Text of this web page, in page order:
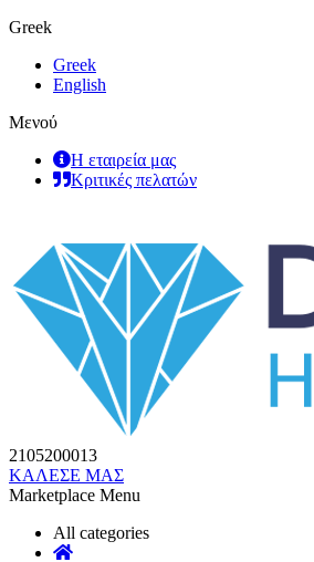
Greek
Greek
English
Μενού
Η εταιρεία μας
Κριτικές πελατών
2105200013
ΚΑΛΕΣΕ ΜΑΣ
Marketplace Menu
All categories